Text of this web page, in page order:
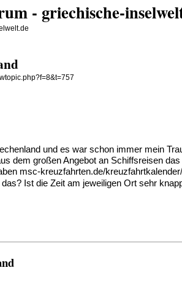
- griechische-
und es war schon immer mein
dem großen Angebot an Schiffsreisen
msc-kreuzfahrten.de/
Ist die Zeit am jeweiligen Ort sehr